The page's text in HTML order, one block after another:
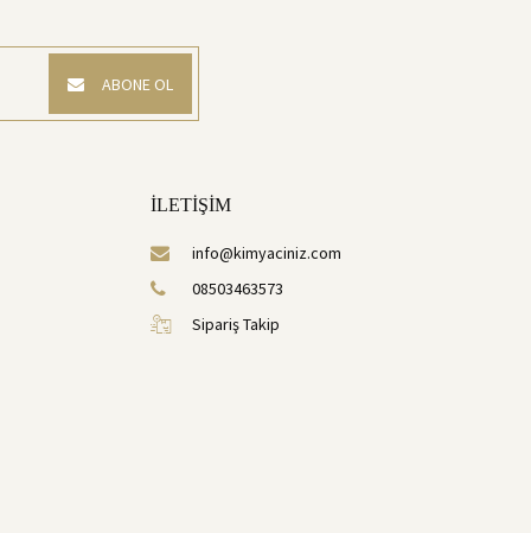
ABONE OL
İLETİŞİM
info@kimyaciniz.com
08503463573
Sipariş Takip